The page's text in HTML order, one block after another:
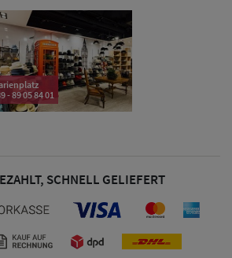
- 89 05 84 01
SCHNELL GELIEFERT